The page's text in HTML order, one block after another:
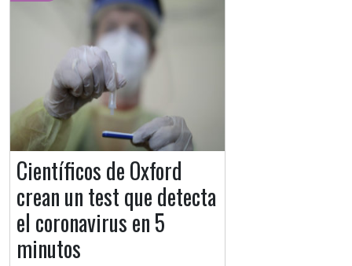
Científicos de Oxford
crean un test que detecta
el coronavirus en 5
minutos